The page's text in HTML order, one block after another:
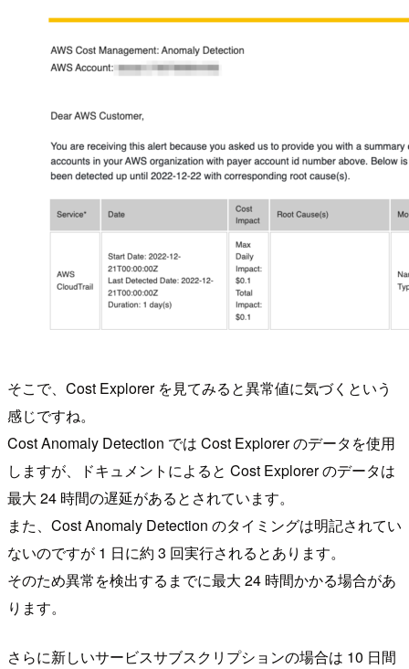
そこで、Cost Explorer を見てみると異常値に気づくという
感じですね。
Cost Anomaly Detection では Cost Explorer のデータを使用
しますが、ドキュメントによると Cost Explorer のデータは
最大 24 時間の遅延があるとされています。
また、Cost Anomaly Detection のタイミングは明記されてい
ないのですが 1 日に約 3 回実行されるとあります。
そのため異常を検出するまでに最大 24 時間かかる場合があ
ります。
さらに新しいサービスサブスクリプションの場合は 10 日間